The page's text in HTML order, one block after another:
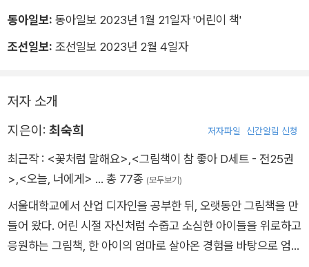
동아일보: 동아일보 2023년 1월 21일자 '어린이 책'
조선일보: 조선일보 2023년 2월 4일자
저자 소개
지은이: 최숙희 저자파일 신간알림 신청
최근작 : <꽃처럼 말해요> <그림책이 참 좋아 D세트 - 전25권
> <오늘, 너에게> … 총 77종 (모두보기)
서울대학교에서 산업 디자인을 공부한 뒤, 오랫동안 그림책을 만
들어 왔다. 어린 시절 자신처럼 수줍고 소심한 아이들을 위로하고
응원하는 그림책, 한 아이의 엄마로 살아온 경험을 바탕으로 엄마